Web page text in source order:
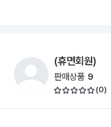
(휴면회원)
판매상품 9
(0)